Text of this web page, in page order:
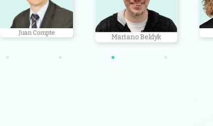
Mariano Beldyk
Patricia Valli
•